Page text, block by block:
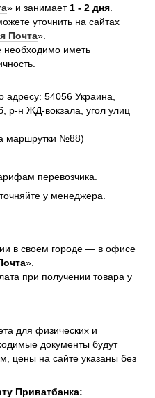
» и занимает 1 - 2 дня
уточнить на сайтах
Почта».
необходимо иметь
54056 Украина,
р-н ЖД-вокзала, угол улиц
маршрутки №88)
перевозчика.
у менеджера.
в своем городе — в офисе
».
при получении товара у
для физических и
документы будут
цены на сайте указаны без
Приватбанка: